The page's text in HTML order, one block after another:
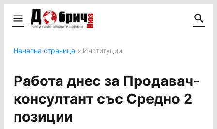
Начална страница Институции
Работа днес за Продавач-
консултант със Средно 2
позиции